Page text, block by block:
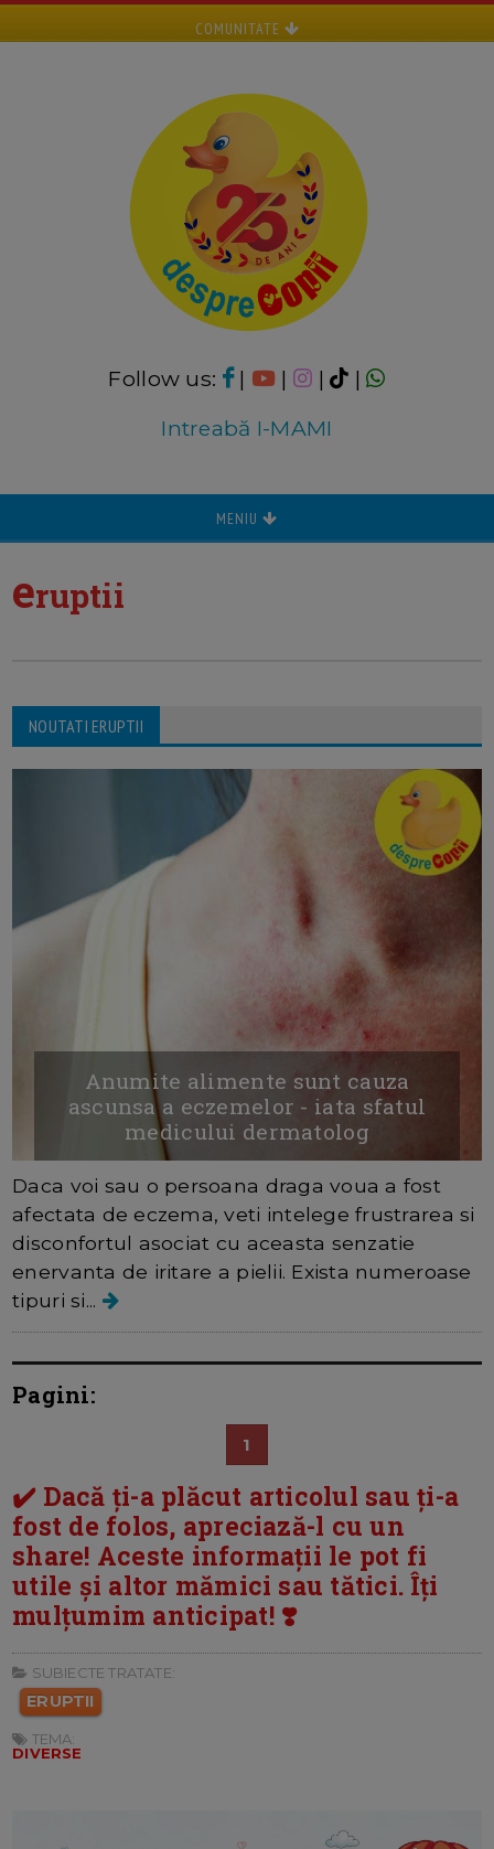
COMUNITATE
Follow us: | | |
|
Intreabă I-MAMI
MENIU
eruptii
NOUTATI ERUPTII
Anumite alimente sunt cauza
ascunsa a eczemelor - iata sfatul
medicului dermatolog
Daca voi sau o persoana draga voua a fost
afectata de eczema, veti intelege frustrarea si
disconfortul asociat cu aceasta senzatie
enervanta de iritare a pielii. Exista numeroase
tipuri si...
Pagini:
1
✔️ Dacă ți-a plăcut articolul sau ți-a
fost de folos, apreciază-l cu un
share! Aceste informații le pot fi
utile și altor mămici sau tătici. Îți
mulțumim anticipat! ❣️
SUBIECTE TRATATE:
ERUPTII
TEMA:
DIVERSE